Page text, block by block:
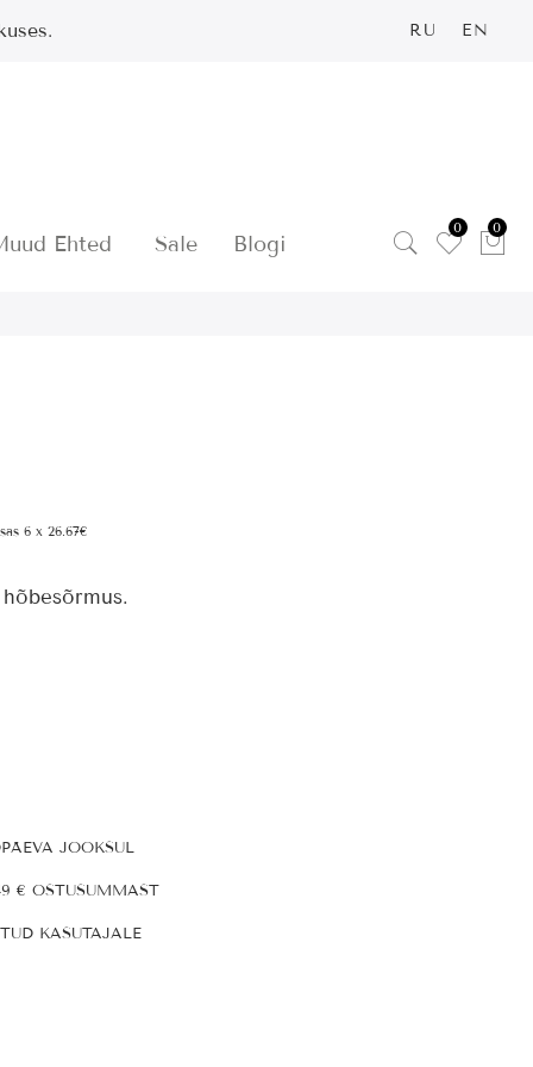
RU EN
Ehted Sale Blogi
0 0
6 x 26.67€
JOOKSUL
€ OSTUSUMMAST
KASUTAJALE